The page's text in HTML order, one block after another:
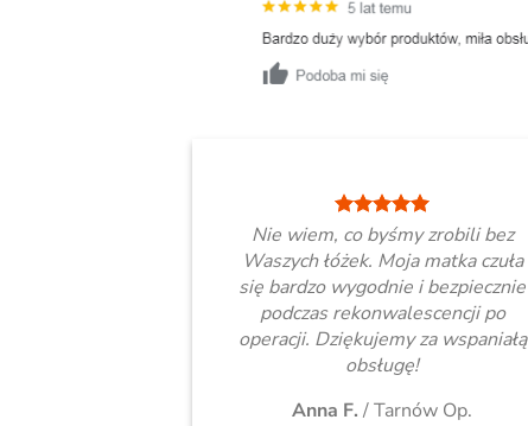
Nie wiem, co byśmy zrobili bez
Waszych łóżek. Moja matka czuła
się bardzo wygodnie i bezpiecznie
podczas rekonwalescencji po
operacji. Dziękujemy za wspaniałą
obsługę!
Anna F. /Tarnów Op.